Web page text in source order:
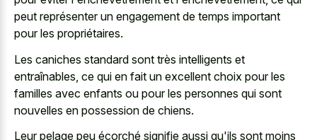
peut représenter un engagement de temps important
pour les propriétaires.
Les caniches standard sont très intelligents et
entraînables, ce qui en fait un excellent choix pour les
familles avec enfants ou pour les personnes qui sont
nouvelles en possession de chiens.
Leur pelage peu écorché signifie aussi qu'ils sont moins